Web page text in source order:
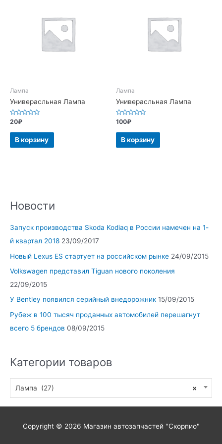
Новости
Запуск производства Skoda Kodiaq в России намечен на 1-
й квартал 2018 23/09/2017
Новый Lexus ES стартует на российском рынке 24/09/2015
Volkswagen представил Tiguan нового поколения
22/09/2015
У Bentley появился серийный внедорожник 15/09/2015
Рубеж в 100 тысяч проданных автомобилей перешагнут
всего 5 брендов 08/09/2015
Категории товаров
×
Лампа (27)
Лампа
Универасльная Лампа
Оценка
0
из
20₽
В корзину
Лампа
Универасльная Лампа
Оценка
0
из
100₽
В корзину
Copyright © 2026 Магазин автозапчастей "Скорпио"